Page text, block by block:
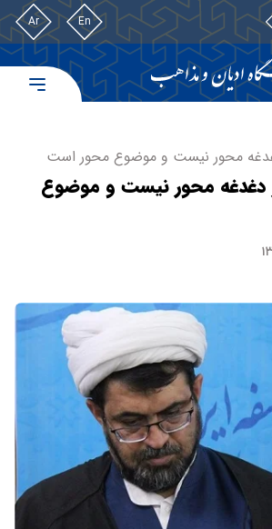
En
Ar
محور نیست و موضوع محور است
دغدغه محور نیست و موضوع